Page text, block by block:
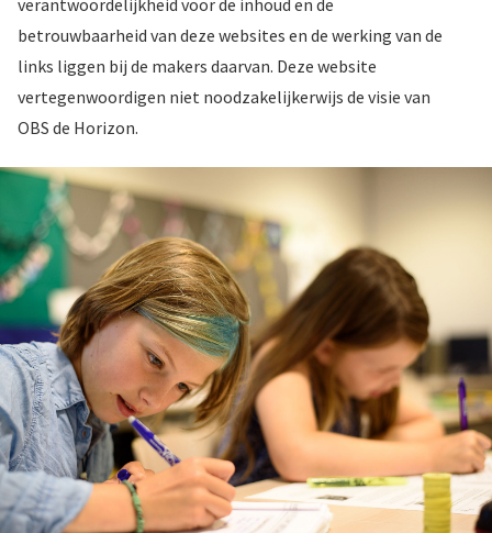
verantwoordelijkheid voor de inhoud en de
betrouwbaarheid van deze websites en de werking van de
links liggen bij de makers daarvan. Deze website
vertegenwoordigen niet noodzakelijkerwijs de visie van
OBS de Horizon.